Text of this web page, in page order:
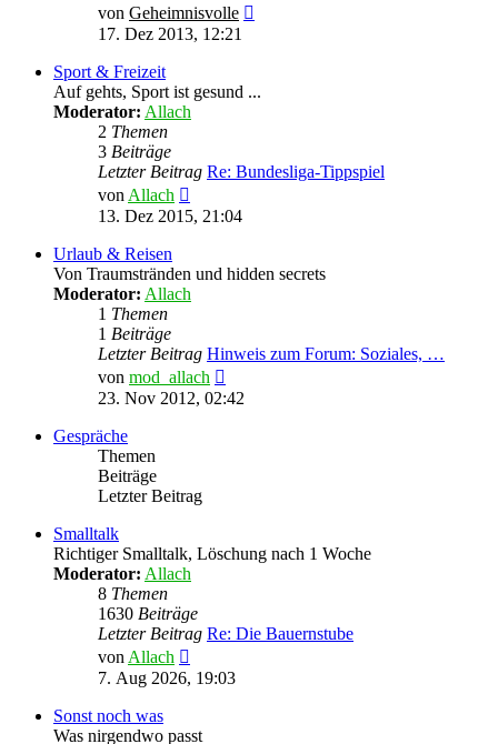
von Geheimnisvolle
17. Dez 2013, 12:21
Sport & Freizeit
Auf gehts, Sport ist gesund ...
Moderator: Allach
2 Themen
3 Beiträge
Letzter Beitrag Re: Bundesliga-Tippspiel
von Allach
Beitrag
13. Dez 2015, 21:04
Urlaub & Reisen
Von Traumstränden und hidden secrets
Moderator: Allach
1 Themen
1 Beiträge
Letzter Beitrag Hinweis zum Forum: Soziales, …
von mod_allach
Beitrag
23. Nov 2012, 02:42
Gespräche
Themen
Beiträge
Letzter Beitrag
Smalltalk
Richtiger Smalltalk, Löschung nach 1 Woche
Moderator: Allach
8 Themen
1630 Beiträge
Letzter Beitrag Re: Die Bauernstube
von Allach
Beitrag
7. Aug 2026, 19:03
Sonst noch was
Was nirgendwo passt